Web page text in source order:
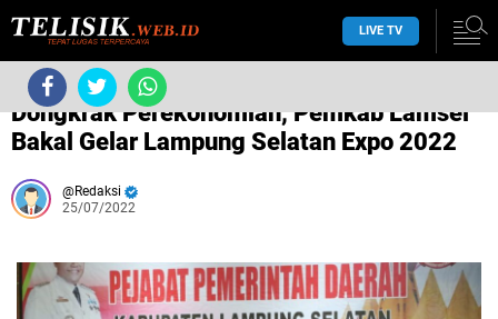
LIVE TV
/Dearah
Dongkrak Perekonomian, Pemkab Lamsel
Bakal Gelar Lampung Selatan Expo 2022
Redaksi
25/07/2022